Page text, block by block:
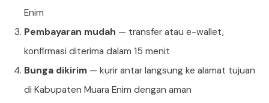
Enim
Pembayaran mudah — transfer atau e-wallet,
konfirmasi diterima dalam 15 menit
Bunga dikirim — kurir antar langsung ke alamat tujuan
di Kabupaten Muara Enim dengan aman